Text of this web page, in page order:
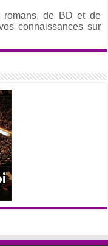
romans, de BD et de
connaissances sur